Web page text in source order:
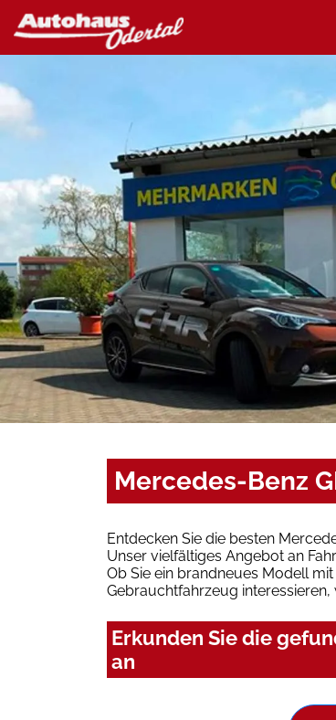
Mercedes-Benz
Entdecken Sie die besten
Unser vielfältiges Angebot an
Ob Sie ein brandneues Modell
Gebrauchtfahrzeug interessieren,
Erkunden Sie die
an